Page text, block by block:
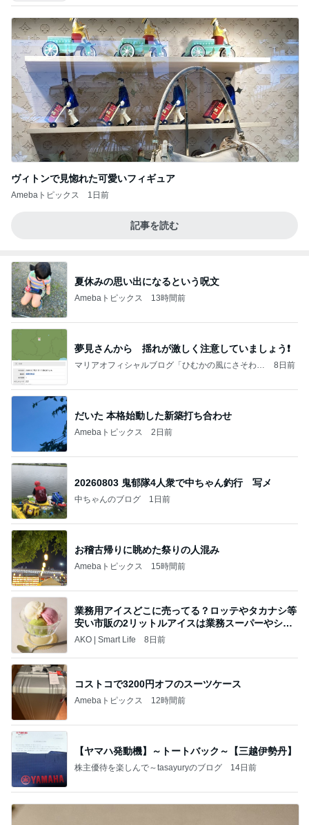
ヴィトンで見惚れた可愛いフィギュア
Amebaトピックス 1日前
記事を読む
夏休みの思い出になるという呪文
Amebaトピックス 13時間前
夢見さんから 揺れが激しく注意していましょう❗️
マリアオフィシャルブログ「ひむかの風にさそわれ
8日前
だいた 本格始動した新築打ち合わせ
Amebaトピックス 2日前
20260803 鬼郁隊4人衆で中ちゃん釣行 写メ
中ちゃんのブログ 1日前
お稽古帰りに眺めた祭りの人混み
Amebaトピックス 15時間前
業務用アイスどこに売ってる？ロッテやタカナシ等
安い市販の2リットルアイスは業務スーパーやシャ
トレ
AKO | Smart Life 8日前
コストコで3200円オフのスーツケース
Amebaトピックス 12時間前
【ヤマハ発動機】～トートバック～【三越伊勢丹】
株主優待を楽しんで～tasayuryのブログ 14日前